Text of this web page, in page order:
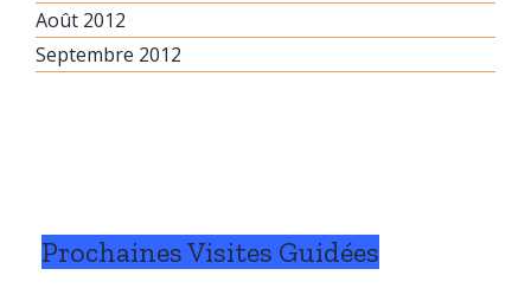
Août 2012
Septembre 2012
Prochaines Visites Guidées